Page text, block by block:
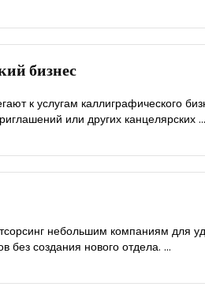
бизнес
к услугам каллиграфического
или других канцелярских ...
небольшим компаниям для
без создания нового отдела. ...